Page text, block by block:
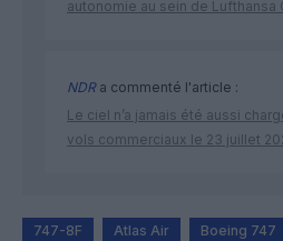
autonomie au sein de Lufthansa
NDRa commenté l'article :
Le ciel n’a jamais été aussi
vols commerciaux le 23 juillet
747-8F Atlas Air Boeing 747